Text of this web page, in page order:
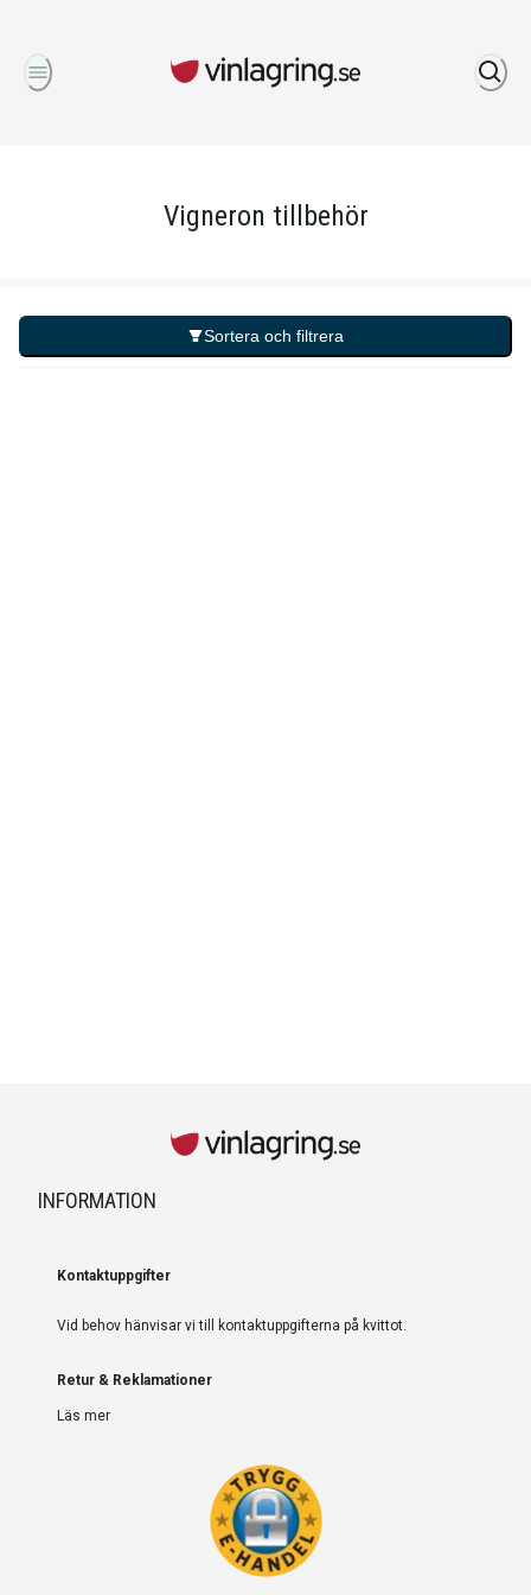
Vigneron tillbehör
Sortera och filtrera
INFORMATION
Kontaktuppgifter
Vid behov hänvisar vi till kontaktuppgifterna på kvittot.
Retur & Reklamationer
Läs mer